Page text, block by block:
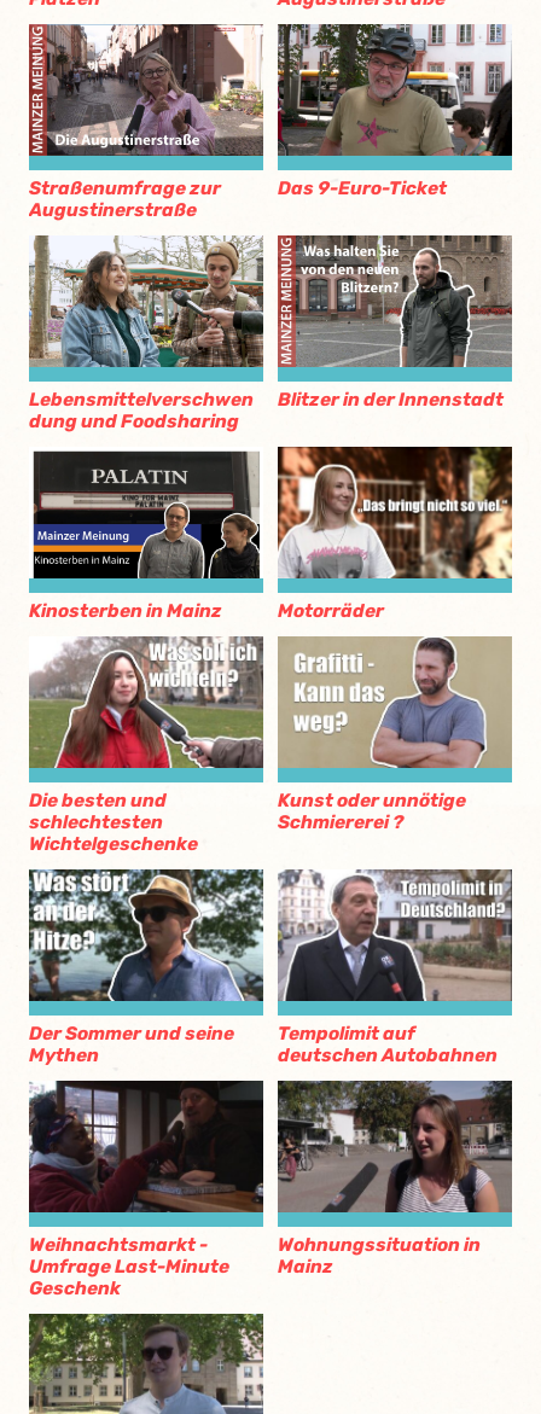
Straßenumfrage zur
Augustinerstraße
Das 9-Euro-Ticket
Lebensmittelverschwen
dung und Foodsharing
Blitzer in der Innenstadt
Kinosterben in Mainz Motorräder
Die besten und
schlechtesten
Wichtelgeschenke
Kunst oder unnötige
Schmiererei ?
Der Sommer und seine
Mythen
Tempolimit auf
deutschen Autobahnen
Weihnachtsmarkt -
Umfrage Last-Minute
Geschenk
Wohnungssituation in
Mainz